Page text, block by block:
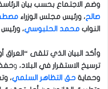
وضم الاجتماع بحسب بيان
صالح، ورئيس مجلس الوزراء
النواب محمد الحلبوسي،
وأكد البيان الذي تلقى
ترسيخ الاستقرار في البلاد، وحفظ
وحماية حق التظاهر السلمي،